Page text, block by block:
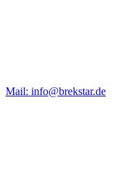
Mail: info@brekstar.de